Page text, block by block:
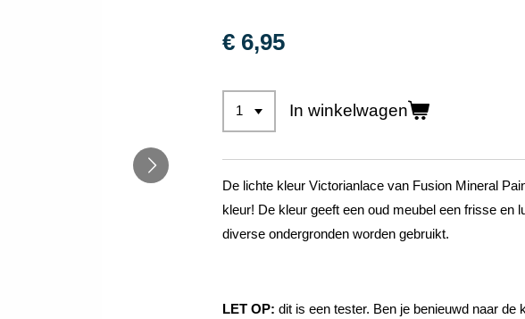
€ 6,95
In winkelwagen
De lichte kleur Victorianlace van Fusion Mineral
kleur! De kleur geeft een oud meubel een frisse en
diverse ondergronden worden gebruikt.
LET OP: dit is een tester. Ben je benieuwd naar de